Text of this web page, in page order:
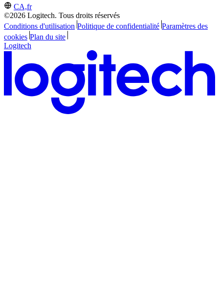
CA,fr
©2026 Logitech. Tous droits réservés
Conditions d'utilisation Politique de confidentialité Paramètres des
cookies Plan du site
Logitech